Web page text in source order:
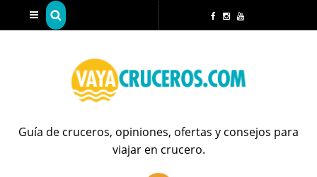
Guía de cruceros, opiniones, ofertas y consejos para
viajar en crucero.